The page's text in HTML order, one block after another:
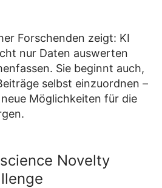
Forschenden zeigt: KI
nur Daten auswerten
Sie beginnt auch,
selbst einzuordnen –
Möglichkeiten für die
Novelty